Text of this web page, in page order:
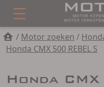
/ Motor zoeken /
Honda CMX 500 REBEL S
Honda